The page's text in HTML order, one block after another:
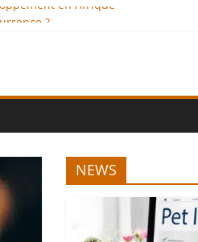
en Afrique
NEWS